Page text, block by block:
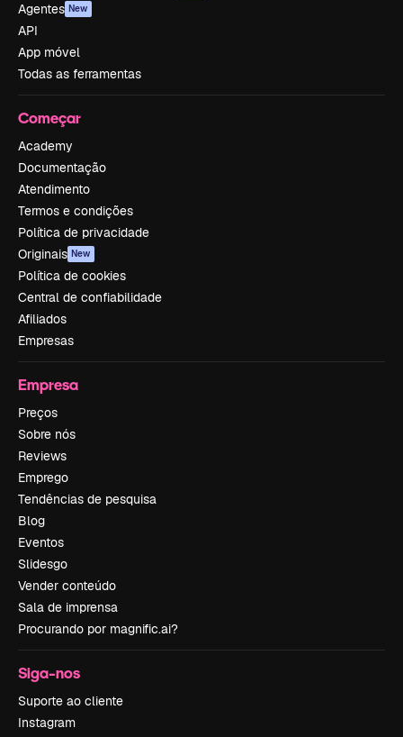
Agentes New
API
App móvel
Todas as ferramentas
Começar
Academy
Documentação
Atendimento
Termos e condições
Política de privacidade
Originais New
Política de cookies
Central de confiabilidade
Afiliados
Empresas
Empresa
Preços
Sobre nós
Reviews
Emprego
Tendências de pesquisa
Blog
Eventos
Slidesgo
Vender conteúdo
Sala de imprensa
Procurando por magnific.ai?
Siga-nos
Suporte ao cliente
Instagram